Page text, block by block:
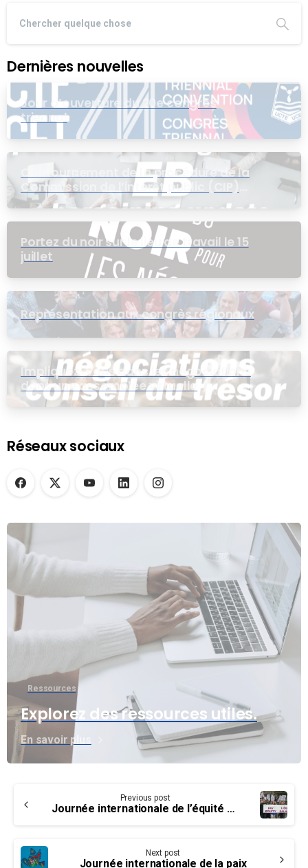
Dernières nouvelles
Jour d’ouverture du 20e congrès
triennal
Contournement de la procédure de la
Commission de l’intérêt public (CIP)
pour le groupe EB
Portez du noir sur le lieu de travail le 15
juillet
Représentation aux congrès régionaux
Impliquez-vous dans les négociations
dans une assemblée virtuelle
Réseaux sociaux
Ressources
Explorez des ressources utiles.
En savoir plus
Reading
Previous post
Journée internationale de l’équité salariale
Next post
Journée internationale de la paix